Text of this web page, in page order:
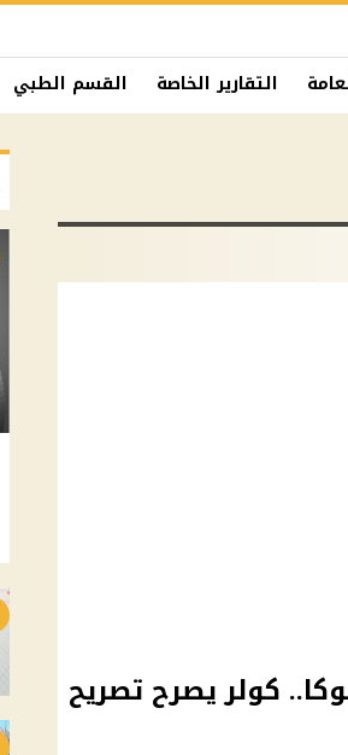
التقارير الخاصة القسم الطبي
كولر يصرح تصريح